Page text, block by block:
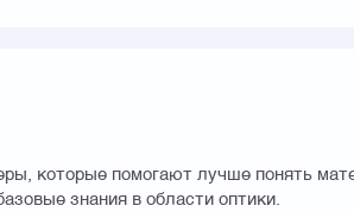
которые помогают лучше понять
знания в области оптики.